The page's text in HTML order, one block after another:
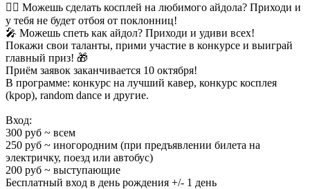
🦹‍♀ Можешь сделать косплей на любимого айдола? Приходи и
у тебя не будет отбоя от поклонниц!
🎤 Можешь спеть как айдол? Приходи и удиви всех!
Покажи свои таланты, прими участие в конкурсе и выиграй
главный приз! 🎁
Приём заявок заканчивается 10 октября!
В программе: конкурс на лучший кавер, конкурс косплея
(kpop), random dance и другие.
Вход:
300 руб ~ всем
250 руб ~ иногородним (при предъявлении билета на
электричку, поезд или автобус)
200 руб ~ выступающие
Бесплатный вход в день рождения +/- 1 день